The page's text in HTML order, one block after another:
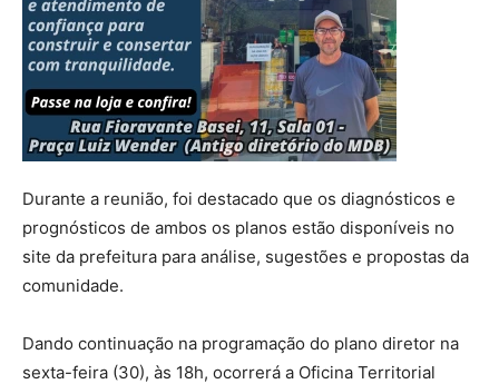
Durante a reunião, foi destacado que os diagnósticos e
prognósticos de ambos os planos estão disponíveis no
site da prefeitura para análise, sugestões e propostas da
comunidade.
Dando continuação na programação do plano diretor na
sexta-feira (30), às 18h, ocorrerá a Oficina Territorial